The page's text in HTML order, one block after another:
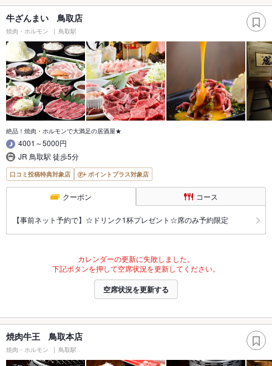
牛ざんまい 鳥取店
焼肉・ホルモン 鳥取駅
絶品！焼肉・ホルモンで大満足の居酒屋★
4001～5000円
JR 鳥取駅 徒歩5分
口コミ投稿特典対象店 ポイントプラス対象店
クーポン コース
【事前ネット予約で】☆ドリンク1杯プレゼント☆席のみ予約限定
カレンダーの更新に失敗しました。
下記ボタンを押して空席状況を更新してください。
空席状況を更新する
焼肉牛王 鳥取本店
焼肉・ホルモン 鳥取駅